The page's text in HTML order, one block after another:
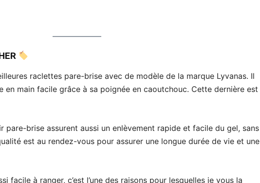
raclettes pare-brise avec de modèle de la marque Lyvanas. Il
en main facile grâce à sa poignée en caoutchouc. Cette dernière est
pare-brise assurent aussi un enlèvement rapide et facile du gel, sans
est au rendez-vous pour assurer une longue durée de vie et une
facile à ranger, c’est l’une des raisons pour lesquelles je vous la